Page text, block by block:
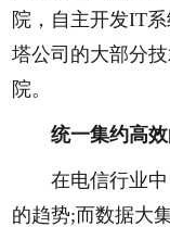
院，自主开发IT
塔公司的大部分
院。
统一集约高
在电信行业中
的趋势;而数据大